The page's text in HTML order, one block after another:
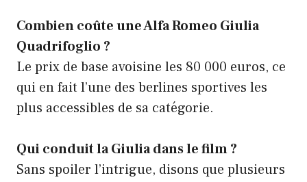
Combien coûte une Alfa Romeo Giulia
Quadrifoglio ?
Le prix de base avoisine les 80 000 euros, ce
qui en fait l’une des berlines sportives les
plus accessibles de sa catégorie.
Qui conduit la Giulia dans le film ?
Sans spoiler l’intrigue, disons que plusieurs